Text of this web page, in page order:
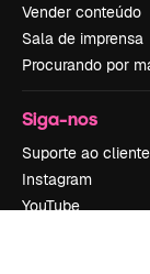
Vender conteúdo
Sala de imprensa
Procurando por
Siga-nos
Suporte ao cliente
Instagram
YouTube